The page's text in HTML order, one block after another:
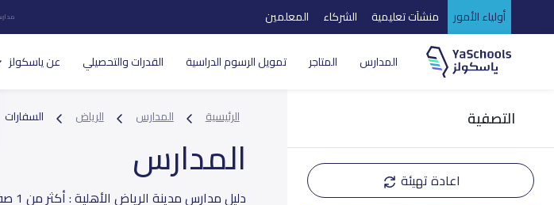
أولياء الأمور منشآت تعليمية الشركاء المعلمين
المدارس المتاجر تمويل الرسوم الدراسية القدرات والتحصيلي عن ياسكولز
التصفية
اعادة تهيئة
الرئيسية المدارس الرياض السفارات
المدارس